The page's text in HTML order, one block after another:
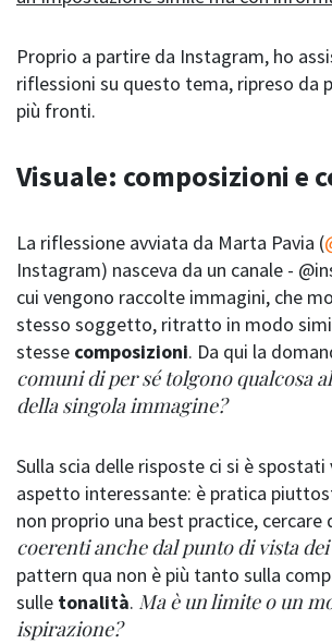
Proprio a partire da Instagram, ho
riflessioni su questo tema, ripreso da
più fronti.
Visuale: composizioni e
La riflessione avviata da Marta Pavia (
Instagram) nasceva da un canale -
cui vengono raccolte immagini, che
stesso soggetto, ritratto in modo
stesse composizioni. Da qui la
comuni di per sé tolgono qualcosa
della singola immagine?
Sulla scia delle risposte ci si è
aspetto interessante: è pratica
non proprio una best practice, cercare
coerenti anche dal punto di vista
pattern qua non è più tanto sulla
sulle tonalità. Ma è un limite o un
ispirazione?